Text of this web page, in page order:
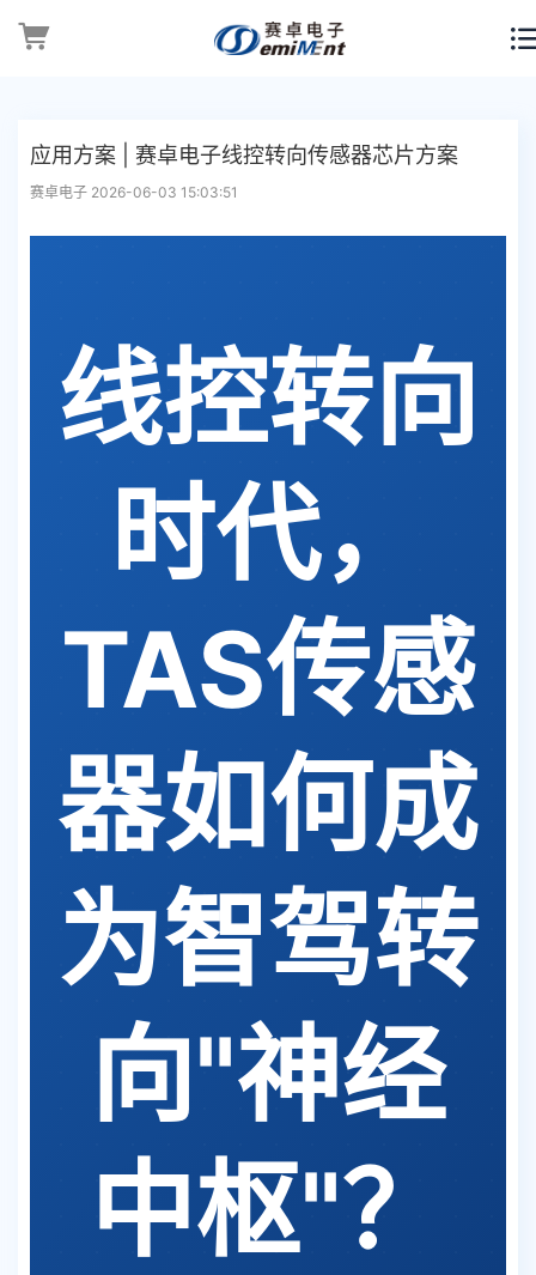
应用方案 | 赛卓电子线控转向传感器芯片方案
赛卓电子 2026-06-03 15:03:51
线控转向
时代，
TAS传感
器如何成
为智驾转
向"神经
中枢"？